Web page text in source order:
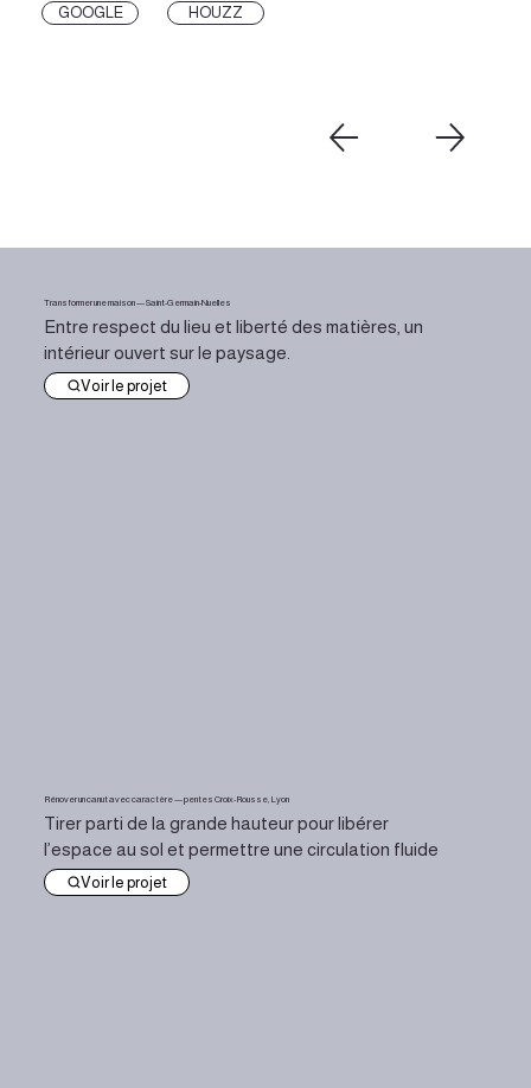
GOOGLE HOUZZ
Transformer une maison — Saint-Germain-Nuelles
Entre respect du lieu et liberté des matières, un
intérieur ouvert sur le paysage.
Voir le projet
Rénover un canut avec caractère — pentes Croix-Rousse, Lyon
Tirer parti de la grande hauteur pour libérer
l’espace au sol et permettre une circulation fluide
Voir le projet